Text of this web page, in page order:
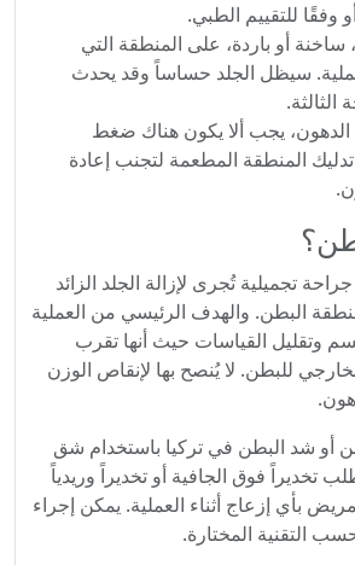
ساخنة أو باردة، على المنطقة التي
سيظل الجلد حساساً وقد يحدث
الدهون، يجب ألا يكون هناك ضغط
المنطقة المطعمة لتجنب إعادة
تجميلية تُجرى لإزالة الجلد الزائد
البطن. والهدف الرئيسي من العملية
وتقليل القياسات حيث أنها تقرب
للبطن. لا يُنصح بها لإنقاص الوزن
أو شد البطن في تركيا باستخدام شق
تخديراً فوق الجافية أو تخديراً وريدياً
بأي إزعاج أثناء العملية. يمكن إجراء
التقنية المختارة.